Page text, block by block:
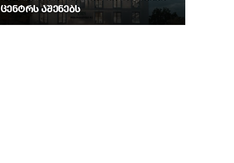
ᲪᲔᲜᲢᲠᲡ ᲐᲨᲔᲜᲔᲑᲡ